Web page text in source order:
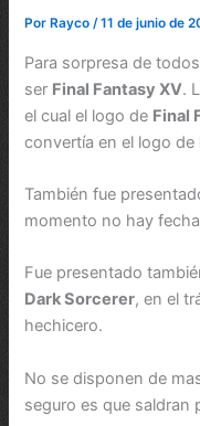
Por Rayco/11 de junio de
Para sorpresa de todos
ser Final Fantasy XV.
el cual el logo de Final
convertía en el logo de
También fue
momento no hay
Fue presentado
Dark Sorcerer, en el
hechicero.
No se disponen de
seguro es que saldran